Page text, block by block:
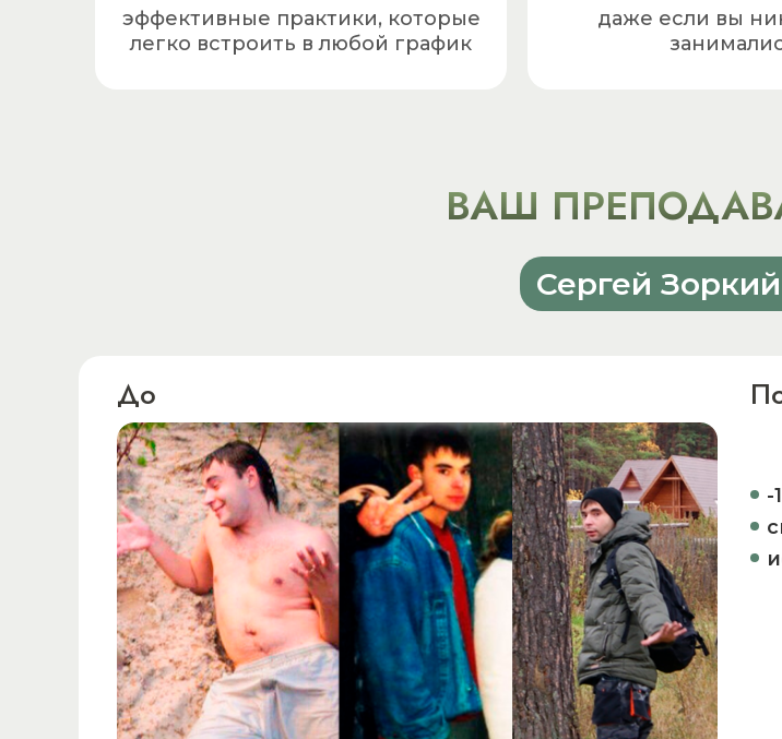
эффективные практики, которые
легко встроить в любой график
даже если вы
ВАШ
Сергей
До
-